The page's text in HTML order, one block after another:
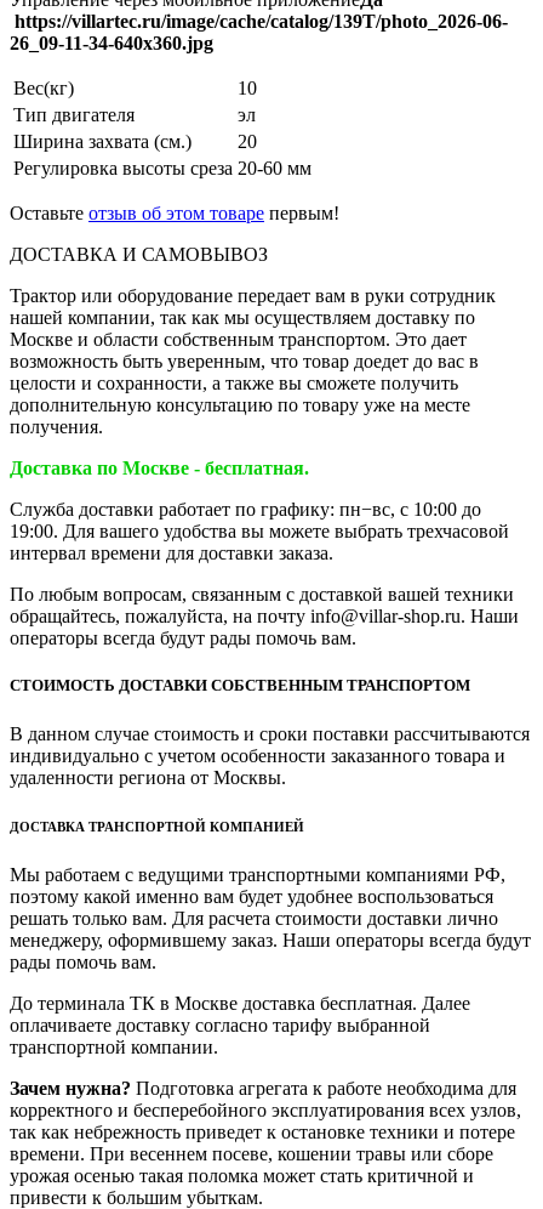
https://villartec.ru/image/cache/catalog/139T/photo_2026-06-
26_09-11-34-640x360.jpg
Вес(кг)
10
Тип двигателя
эл
Ширина захвата (см.)
20
Регулировка высоты среза 20-60 мм
Оставьте отзыв об этом товаре первым!
ДОСТАВКА И САМОВЫВОЗ
Трактор или оборудование передает вам в руки сотрудник
нашей компании, так как мы осуществляем доставку по
Москве и области собственным транспортом. Это дает
возможность быть уверенным, что товар доедет до вас в
целости и сохранности, а также вы сможете получить
дополнительную консультацию по товару уже на месте
получения.
Доставка по Москве - бесплатная.
Служба доставки работает по графику: пн−вс, с 10:00 до
19:00. Для вашего удобства вы можете выбрать трехчасовой
интервал времени для доставки заказа.
По любым вопросам, связанным с доставкой вашей техники
обращайтесь, пожалуйста, на почту info@villar-shop.ru. Наши
операторы всегда будут рады помочь вам.
СТОИМОСТЬ ДОСТАВКИ СОБСТВЕННЫМ ТРАНСПОРТОМ
В данном случае стоимость и сроки поставки рассчитываются
индивидуально с учетом особенности заказанного товара и
удаленности региона от Москвы.
ДОСТАВКА ТРАНСПОРТНОЙ КОМПАНИЕЙ
Мы работаем с ведущими транспортными компаниями РФ,
поэтому какой именно вам будет удобнее воспользоваться
решать только вам. Для расчета стоимости доставки лично
менеджеру, оформившему заказ. Наши операторы всегда будут
рады помочь вам.
До терминала ТК в Москве доставка бесплатная. Далее
оплачиваете доставку согласно тарифу выбранной
транспортной компании.
Зачем нужна? Подготовка агрегата к работе необходима для
корректного и бесперебойного эксплуатирования всех узлов,
так как небрежность приведет к остановке техники и потере
времени. При весеннем посеве, кошении травы или сборе
урожая осенью такая поломка может стать критичной и
привести к большим убыткам.